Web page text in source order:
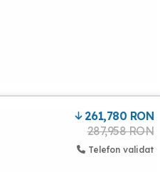
261,780 RON
287,958 RON
Telefon validat